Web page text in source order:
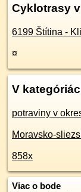
Cyklotrasy
6199 Štítina -
¤
V
potraviny v
Moravsko-
858x
Viac o bode